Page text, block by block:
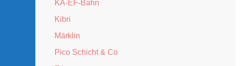
KA-EF-Bahn
Kibri
Märklin
Pico Schicht & Co